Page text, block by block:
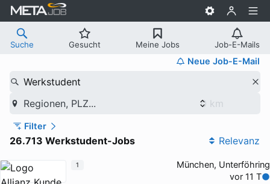
Suche Gesucht Meine Jobs Job-E-Mails
Neue Job-E-Mail
Werkstudent
Regionen, PLZ...
Filter
26.713 Werkstudent-Jobs Relevanz
München, Unterföhring
vor 11 T
1